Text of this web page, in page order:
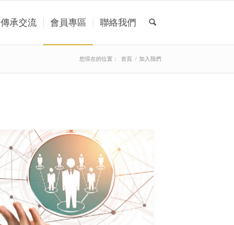
傳承交流 會員專區 聯絡我們
您現在的位置： 首頁 / 加入我們